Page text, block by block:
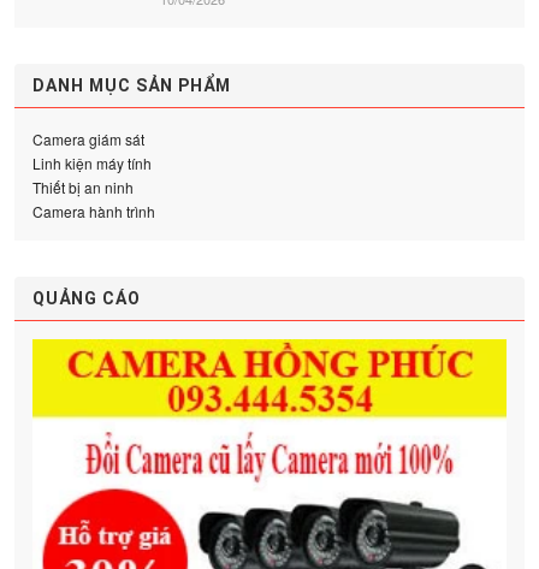
DANH MỤC SẢN PHẨM
Camera giám sát
Linh kiện máy tính
Thiết bị an ninh
Camera hành trình
QUẢNG CÁO